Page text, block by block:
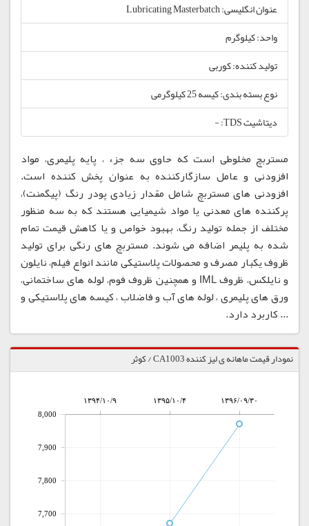
عنوان انگلیسی: Lubricating Masterbatch
واحد: کیلوگرم
تولید کننده: کوربی
نوع بسته بندی: کیسه 25 کیلوگرمی
دیتاشیت TDS: -
مستربچ مخلوطی است که حاوی سه جزء ، پایه پلیمری، مواد
افزودنی و عامل سازگارکننده به عنوان پخش کننده است.
افزودنی های مستربچ شامل مقدار زیادی پودر رنگ (پیگمنت)،
پرکننده های معدنی یا مواد شیمیایی هستند که به سه منظور
مختلف از جمله تولید رنگ، بهبود خواص و یا کاهش قیمت تمام
شده به پلیمر اضافه می شوند. مستربچ های رنگی برای تولید
ظروف یکبار مصرف و محصولات پلاستیکی مانند انواع فیلم، نایلون
و نایلکس، ظروف IML و همچنین ظروف فوم، لوله های ساختمانی،
ورق های پلیمری ، لوله های آب و فاضلاب ، کیسه های پلاستیکی و
... کاربرد دارد.
نمودار قیمت ماهانه ی لیز کننده CA1003 / کوثر
۱۳۹۴/۱۰/۹ ۱۳۹۵/۱۰/۴ ۱۳۹۶/۰۹/۳۰
7,700
7,800
7,900
8,000